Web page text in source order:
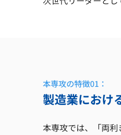
本専攻の特徴01：
製造業におけ
本専攻では、「両